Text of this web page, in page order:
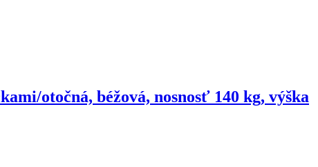
otočná, béžová, nosnosť 140 kg, výška